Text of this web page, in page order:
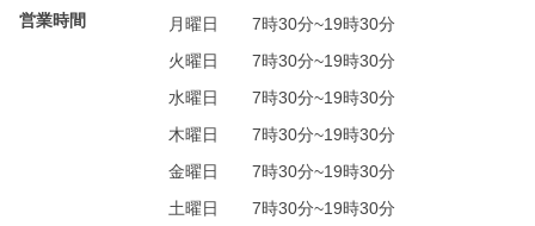
営業時間 月曜日
7時30分~19時30分
火曜日
7時30分~19時30分
水曜日
7時30分~19時30分
木曜日
7時30分~19時30分
金曜日
7時30分~19時30分
土曜日
7時30分~19時30分